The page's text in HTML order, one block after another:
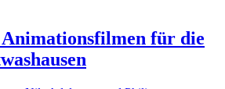
für die